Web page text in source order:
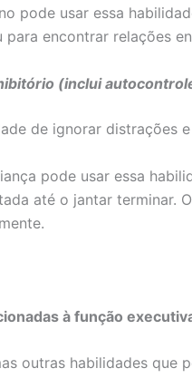
pode usar essa
para encontrar relações
(inclui
de ignorar distrações
pode usar essa
até o jantar terminar.
à função
outras habilidades que